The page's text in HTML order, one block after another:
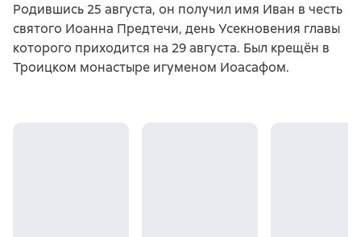
Родившись 25 августа, он получил имя Иван в честь
святого Иоанна Предтечи, день Усекновения главы
которого приходится на 29 августа. Был крещён в
Троицком монастыре игуменом Иоасафом.